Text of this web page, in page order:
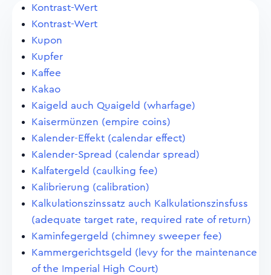
Kontrast-Wert
Kontrast-Wert
Kupon
Kupfer
Kaffee
Kakao
Kaigeld auch Quaigeld (wharfage)
Kaisermünzen (empire coins)
Kalender-Effekt (calendar effect)
Kalender-Spread (calendar spread)
Kalfatergeld (caulking fee)
Kalibrierung (calibration)
Kalkulationszinssatz auch Kalkulationszinsfuss
(adequate target rate, required rate of return)
Kaminfegergeld (chimney sweeper fee)
Kammergerichtsgeld (levy for the maintenance
of the Imperial High Court)